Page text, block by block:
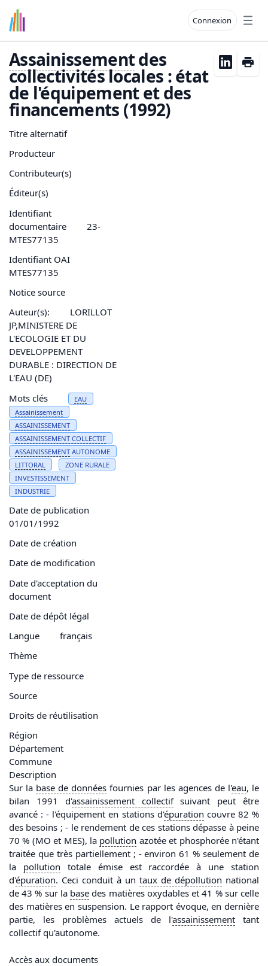
Connexion
Assainissementdes
collectivités locales : état
de l'équipement et des
financements (1992)
Titre alternatif
Producteur
Contributeur(s)
Éditeur(s)
Identifiant
documentaire
23-
MTES77135
Identifiant OAI
MTES77135
Notice source
Auteur(s):
LORILLOT
JP,MINISTERE DE
L'ECOLOGIE ET DU
DEVELOPPEMENT
DURABLE : DIRECTION DE
L'EAU (DE)
Mots clés
EAU
Assainissement
ASSAINISSEMENT
ASSAINISSEMENT COLLECTIF
ASSAINISSEMENT AUTONOME
LITTORAL
ZONE RURALE
INVESTISSEMENT
INDUSTRIE
Date de publication
01/01/1992
Date de création
Date de modification
Date d'acceptation du
document
Date de dépôt légal
Langue
français
Thème
Type de ressource
Source
Droits de réutilisation
Région
Département
Commune
Description
Sur la base dedonnées fournies par les agences de l'eau, le
bilan 1991 d'assainissementcollectifsuivant peut être
avancé : - l'équipement en stations d'épuration couvre 82 %
des besoins ; - le rendement de ces stations dépasse à peine
70 % (MO et MES), la pollution azotée et phosphorée n'étant
traitée que très partiellement ; - environ 61 % seulement de
la pollution totale émise est raccordée à une station
d'épuration. Ceci conduit à un taux de dépollution national
de 43 % sur la base des matières oxydables et 41 % sur celle
des matières en suspension. Le rapport évoque, en dernière
partie, les problèmes actuels de l'assainissement tant
collectif qu'autonome.
Accès aux documents